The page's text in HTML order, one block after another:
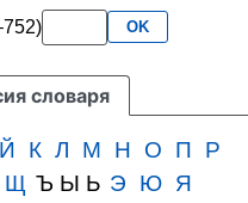
OK
словаря
Й К Л М Н О П
Р
Щ Ъ Ы Ь Э Ю Я